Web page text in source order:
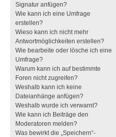
Signatur anfügen?
Wie kann ich eine Umfrage
erstellen?
Wieso kann ich nicht mehr
Antwortmöglichkeiten erstellen?
Wie bearbeite oder lösche ich eine
Umfrage?
Warum kann ich auf bestimmte
Foren nicht zugreifen?
Weshalb kann ich keine
Dateianhänge anfügen?
Weshalb wurde ich verwarnt?
Wie kann ich Beiträge den
Moderatoren melden?
Was bewirkt die „Speichern“-